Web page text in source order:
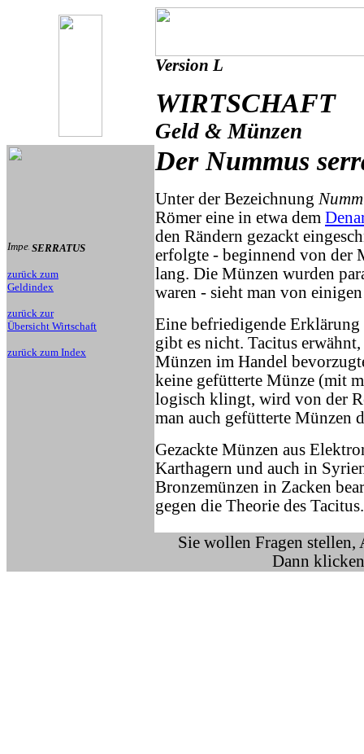
Version L
WIRTSCHAFT
Geld & Münzen
SERRATUS
zurück zum
Geldindex
zurück zur
Übersicht Wirtschaft
zurück zum Index
Der Nummus
Unter der Bezeichnung
Römer eine in etwa dem
den Rändern gezackt
erfolgte - beginnend von der
lang. Die Münzen wurden
waren - sieht man von
Eine befriedigende
gibt es nicht. Tacitus erwähnt,
Münzen im Handel
keine gefütterte Münze (mit
logisch klingt, wird von der
man auch gefütterte Münzen
Gezackte Münzen aus
Karthagern und auch in
Bronzemünzen in Zacken
gegen die Theorie des Tacitus.
Sie wollen Fragen stellen,
Dann